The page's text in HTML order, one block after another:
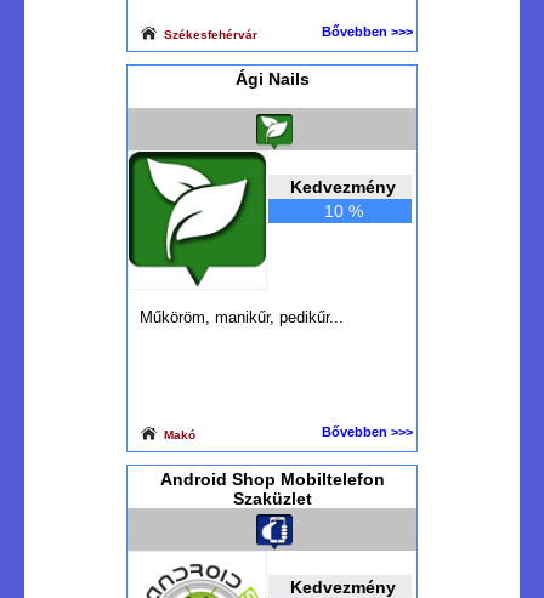
Székesfehérvár Bővebben >>>
Ági Nails
Kedvezmény
10 %
Műköröm, manikűr, pedikűr...
Makó Bővebben >>>
Android Shop Mobiltelefon
Szaküzlet
Kedvezmény